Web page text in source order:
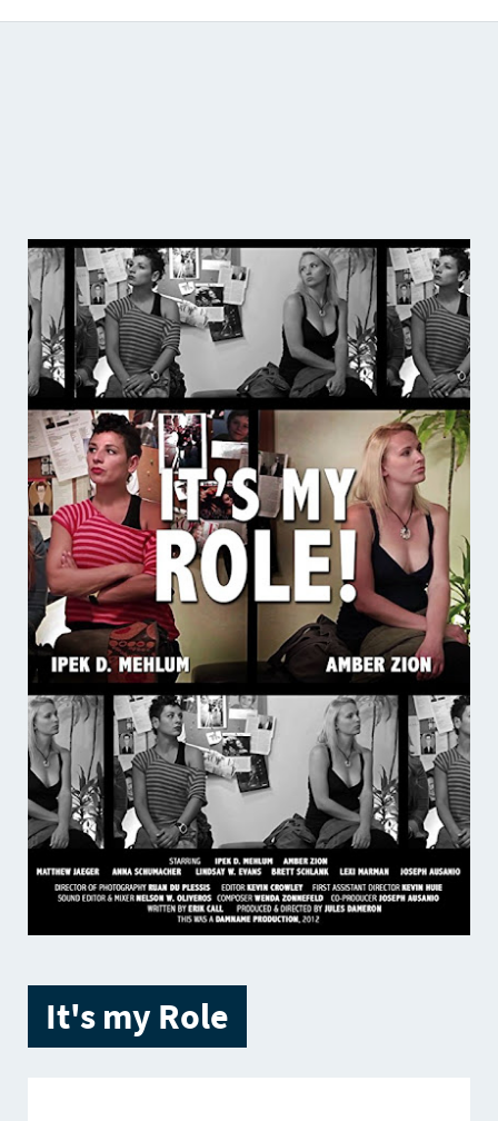
It's my Role